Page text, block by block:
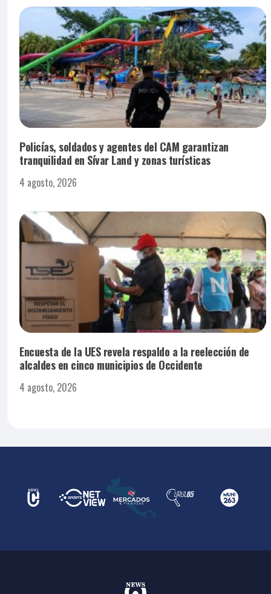
Policías, soldados y agentes del CAM garantizan
tranquilidad en Sívar Land y zonas turísticas
4 agosto, 2026
Encuesta de la UES revela respaldo a la reelección de
alcaldes en cinco municipios de Occidente
4 agosto, 2026